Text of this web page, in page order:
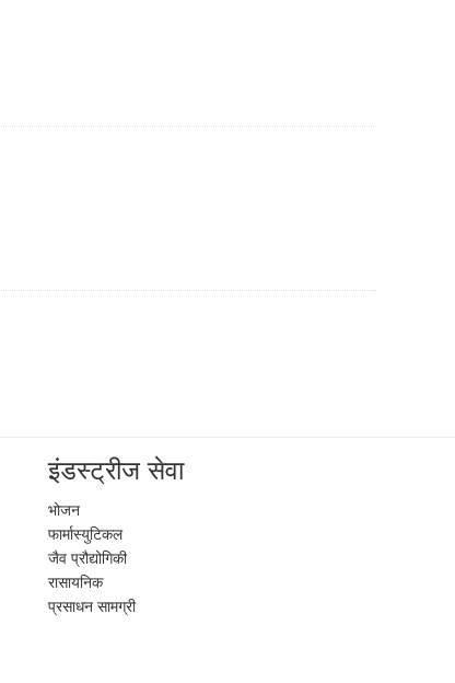
इंडस्ट्रीज सेवा
भोजन
फार्मास्युटिकल
जैव प्रौद्योगिकी
रासायनिक
प्रसाधन सामग्री